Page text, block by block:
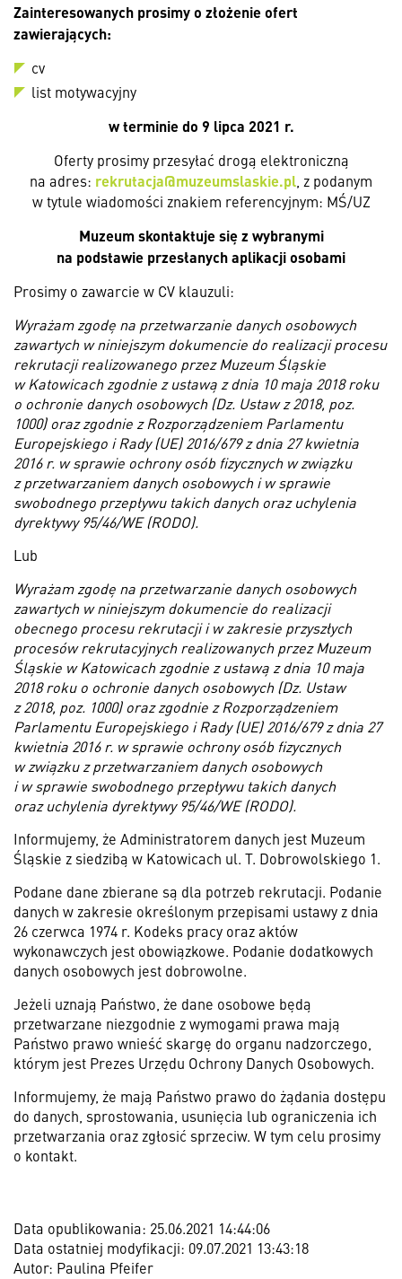
Zainteresowanych prosimy o złożenie ofert
zawierających:
cv
list motywacyjny
w terminiedo 9 lipca 2021 r.
Oferty prosimy przesyłać drogą elektroniczną
na adres: rekrutacja@muzeumslaskie.pl , z podanym
w tytule wiadomości znakiem referencyjnym: MŚ/UZ
Muzeum skontaktuje się z wybranymi
na podstawie przesłanych aplikacji osobami
Prosimy o zawarcie w CV klauzuli:
Wyrażam zgodę na przetwarzanie danych osobowych
zawartych w niniejszym dokumencie do realizacji procesu
rekrutacji realizowanego przez Muzeum Śląskie
w Katowicach zgodnie z ustawą z dnia 10 maja 2018 roku
o ochronie danych osobowych (Dz. Ustaw z 2018, poz.
1000) oraz zgodnie z Rozporządzeniem Parlamentu
Europejskiego i Rady (UE) 2016/679 z dnia 27 kwietnia
2016 r. w sprawie ochrony osób fizycznych w związku
z przetwarzaniem danych osobowych i w sprawie
swobodnego przepływu takich danych oraz uchylenia
dyrektywy 95/46/WE (RODO).
Lub
Wyrażam zgodę na przetwarzanie danych osobowych
zawartych w niniejszym dokumencie do realizacji
obecnego procesu rekrutacji i w zakresie przyszłych
procesów rekrutacyjnych realizowanych przez Muzeum
Śląskie w Katowicach zgodnie z ustawą z dnia 10 maja
2018 roku o ochronie danych osobowych (Dz. Ustaw
z 2018, poz. 1000) oraz zgodnie z Rozporządzeniem
Parlamentu Europejskiego i Rady (UE) 2016/679 z dnia 27
kwietnia 2016 r. w sprawie ochrony osób fizycznych
w związku z przetwarzaniem danych osobowych
i w sprawie swobodnego przepływu takich danych
oraz uchylenia dyrektywy 95/46/WE (RODO).
Informujemy, że Administratorem danych jest Muzeum
Śląskie z siedzibą w Katowicach ul. T. Dobrowolskiego 1.
Podane dane zbierane są dla potrzeb rekrutacji. Podanie
danych w zakresie określonym przepisami ustawy z dnia
26 czerwca 1974 r. Kodeks pracy oraz aktów
wykonawczych jest obowiązkowe. Podanie dodatkowych
danych osobowych jest dobrowolne.
Jeżeli uznają Państwo, że dane osobowe będą
przetwarzane niezgodnie z wymogami prawa mają
Państwo prawo wnieść skargę do organu nadzorczego,
którym jest Prezes Urzędu Ochrony Danych Osobowych.
Informujemy, że mają Państwo prawo do żądania dostępu
do danych, sprostowania, usunięcia lub ograniczenia ich
przetwarzania oraz zgłosić sprzeciw. W tym celu prosimy
o kontakt.
Data opublikowania: 25.06.2021 14:44:06
Data ostatniej modyfikacji: 09.07.2021 13:43:18
Autor: Paulina Pfeifer